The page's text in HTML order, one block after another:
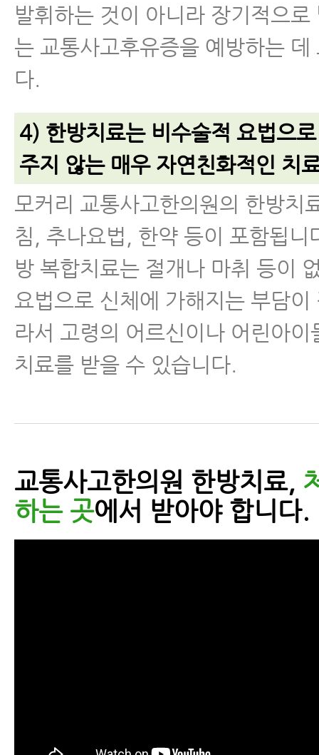
발휘하는 것이 아니라 장기적으로
는 교통사고후유증을 예방하는 데
다.
4) 한방치료는 비수술적 요법으
주지 않는 매우 자연친화적인 치
모커리 교통사고한의원의 한방치
침, 추나요법, 한약 등이 포함됩니
방 복합치료는 절개나 마취 등이
요법으로 신체에 가해지는 부담
라서 고령의 어르신이나 어린아이
치료를 받을 수 있습니다.
교통사고한의원 한방치료,
하는 곳에서 받아야 합니다.